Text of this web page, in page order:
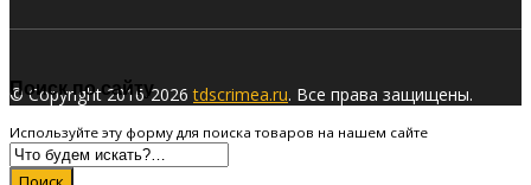
© Copyright 2016-2026tdscrimea.ru. Все права защищены.
Поиск по сайту
Используйте эту форму для поиска товаров на нашем сайте